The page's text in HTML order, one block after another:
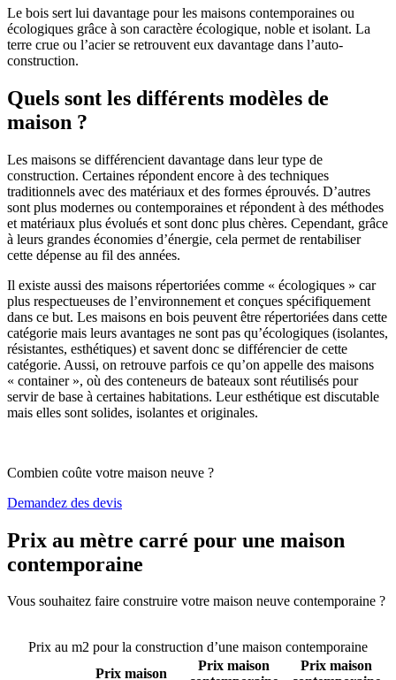
Le bois sert lui davantage pour les maisons contemporaines ou
écologiques grâce à son caractère écologique, noble et isolant. La
terre crue ou l’acier se retrouvent eux davantage dans l’auto-
construction.
Quels sont les différents modèles de
maison ?
Les maisons se différencient davantage dans leur type de
construction. Certaines répondent encore à des techniques
traditionnels avec des matériaux et des formes éprouvés. D’autres
sont plus modernes ou contemporaines et répondent à des méthodes
et matériaux plus évolués et sont donc plus chères. Cependant, grâce
à leurs grandes économies d’énergie, cela permet de rentabiliser
cette dépense au fil des années.
Il existe aussi des maisons répertoriées comme « écologiques » car
plus respectueuses de l’environnement et conçues spécifiquement
dans ce but. Les maisons en bois peuvent être répertoriées dans cette
catégorie mais leurs avantages ne sont pas qu’écologiques (isolantes,
résistantes, esthétiques) et savent donc se différencier de cette
catégorie. Aussi, on retrouve parfois ce qu’on appelle des maisons
« container », où des conteneurs de bateaux sont réutilisés pour
servir de base à certaines habitations. Leur esthétique est discutable
mais elles sont solides, isolantes et originales.
Combien coûte votre maison neuve ?
Demandez des devis
Prix au mètre carré pour une maison
contemporaine
Vous souhaitez faire construire votre maison neuve contemporaine ?
Prix au m2 pour la construction d’une maison contemporaine
Prix maison
Prix maison
Prix maison